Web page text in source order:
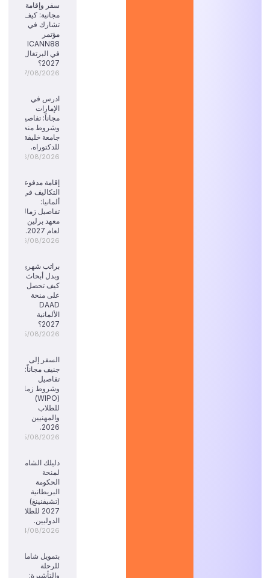
سفر وإقامة
مجانية: كيف
تشارك في
مؤتمر
ICANN88
في البرتغال
2027؟
07/08/2026
ادرس في
الإمارات
مجاناً: تفاصيل
وشروط منحة
جامعة خليفة
للدكتوراه.
06/08/2026
إقامة مدفوعة
التكاليف في
ألمانيا:
تفاصيل زمالة
معهد برلين
لعام 2027.
06/08/2026
براتب شهري
وبدل أبحاث:
كيف تحصل
على منحة
DAAD
الألمانية
2027؟
05/08/2026
السفر إلى
جنيف مجاناً:
تفاصيل
وشروط زمالة
(WIPO)
للطلاب
والمهنيين
2026.
05/08/2026
دليلك الشامل
لمنحة
الحكومة
البريطانية
(تشيفنينغ)
2027 للطلاب
الدوليين.
04/08/2026
بتمويل شامل
للرحلة
والتأشيرة: